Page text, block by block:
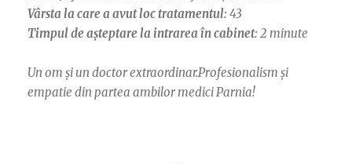
Vârsta la care a avut loc tratamentul: 43
Timpul de așteptare la intrarea în cabinet: 2 minute
Un om și un doctor extraordinar.Profesionalism și
empatie din partea ambilor medici Parnia!